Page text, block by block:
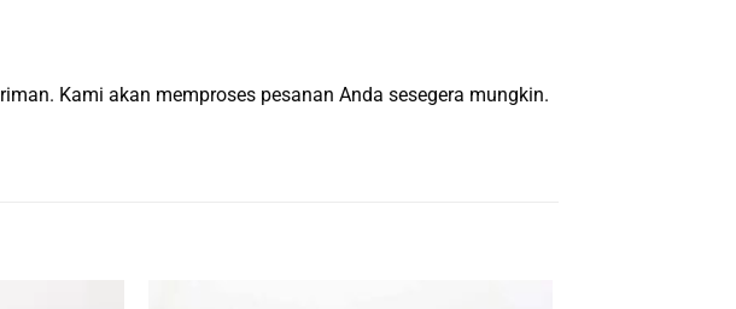
Kami akan memproses pesanan Anda sesegera mungkin.